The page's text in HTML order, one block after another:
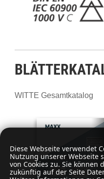
WITTE Gesamtkatalog
Diese Webseite verwendet
Nutzung unserer Webseite
von Cookies zu. Sie können
zukünftig auf der Seite